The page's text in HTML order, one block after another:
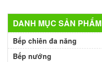
DANH MỤC SẢN PHẨM
Bếp chiên đa năng
Bếp nướng